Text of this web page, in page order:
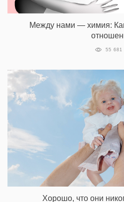
Между нами — химия:
55 681
Хорошо, что они